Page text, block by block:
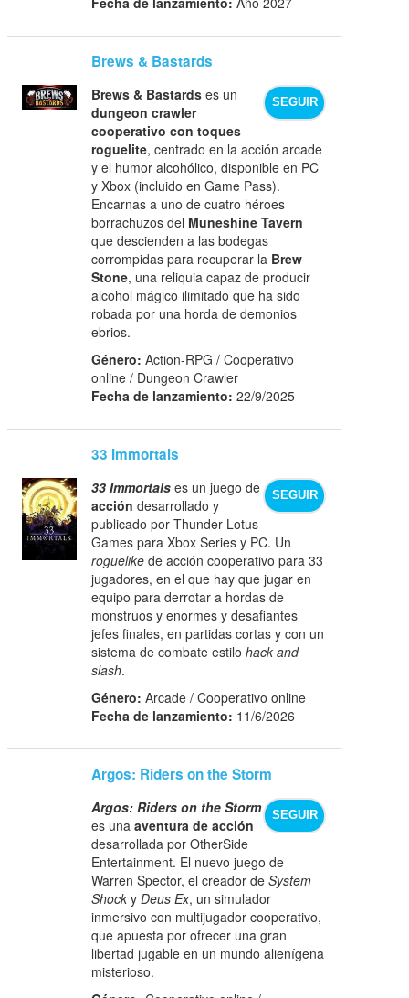
Brews & Bastards
SEGUIR
Brews & Bastards es un
dungeon crawler
cooperativo con toques
roguelite, centrado en la acción arcade
y el humor alcohólico, disponible en PC
y Xbox (incluido en Game Pass).
Encarnas a uno de cuatro héroes
borrachuzos del Muneshine Tavern
que descienden a las bodegas
corrompidas para recuperar la Brew
Stone, una reliquia capaz de producir
alcohol mágico ilimitado que ha sido
robada por una horda de demonios
ebrios.
Género: Action-RPG / Cooperativo
online / Dungeon Crawler
Fecha de lanzamiento: 22/9/2025
33 Immortals
SEGUIR
33 Immortals es un juego de
acción desarrollado y
publicado por Thunder Lotus
Games para Xbox Series y PC. Un
roguelike de acción cooperativo para 33
jugadores, en el que hay que jugar en
equipo para derrotar a hordas de
monstruos y enormes y desafiantes
jefes finales, en partidas cortas y con un
sistema de combate estilohack and
slash.
Género: Arcade / Cooperativo online
Fecha de lanzamiento: 11/6/2026
Argos: Riders on the Storm
SEGUIR
Argos: Riders on the Storm
es unaaventura de acción
desarrollada por OtherSide
Entertainment. El nuevo juego de
Warren Spector, el creador deSystem
Shock yDeus Ex, un simulador
inmersivo con multijugador cooperativo,
que apuesta por ofrecer una gran
libertad jugable en un mundo alienígena
misterioso.